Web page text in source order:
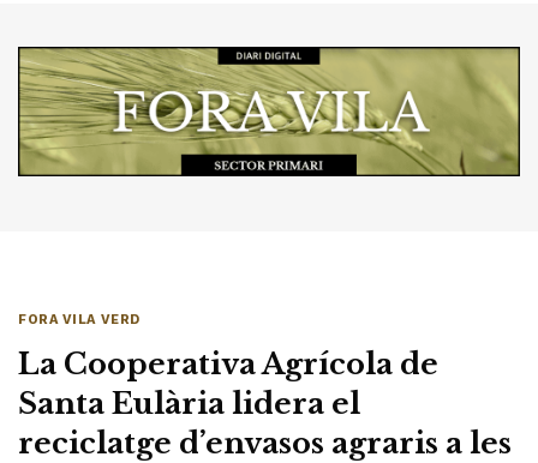
FORA VILA VERD
La Cooperativa Agrícola de
Santa Eulària lidera el
reciclatge d’envasos agraris a les